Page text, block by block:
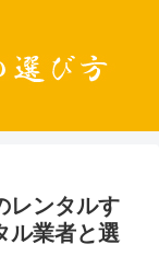
レンタルす
ル業者と選